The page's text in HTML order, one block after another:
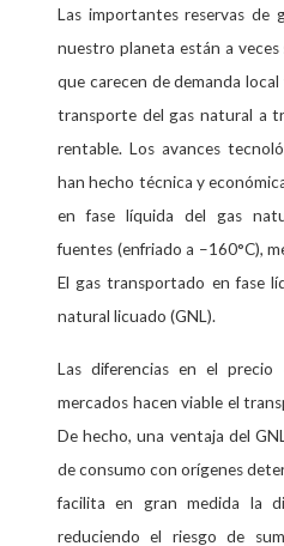
Las importantes reservas de
nuestro planeta están a veces
que carecen de demanda
transporte del gas natural a
rentable. Los avances
han hecho técnica y
en fase líquida del gas
fuentes (enfriado a –160°C),
El gas transportado en fase
natural licuado (GNL).
Las diferencias en el
mercados hacen viable el
De hecho, una ventaja del
de consumo con orígenes
facilita en gran medida la
reduciendo el riesgo de